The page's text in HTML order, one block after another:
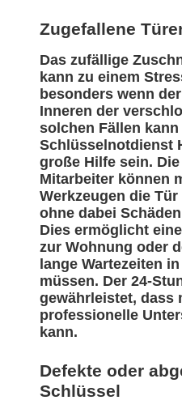
Zugefallene
Das zufällige
kann zu einem
besonders wenn
Inneren der
solchen Fällen kann
Schlüsselnotdienst
große Hilfe sein.
Mitarbeiter können
Werkzeugen die
ohne dabei
Dies ermöglicht
zur Wohnung oder
lange Wartezeiten
müssen. Der 24-
gewährleistet, dass
professionelle
kann.
Defekte oder
Schlüssel